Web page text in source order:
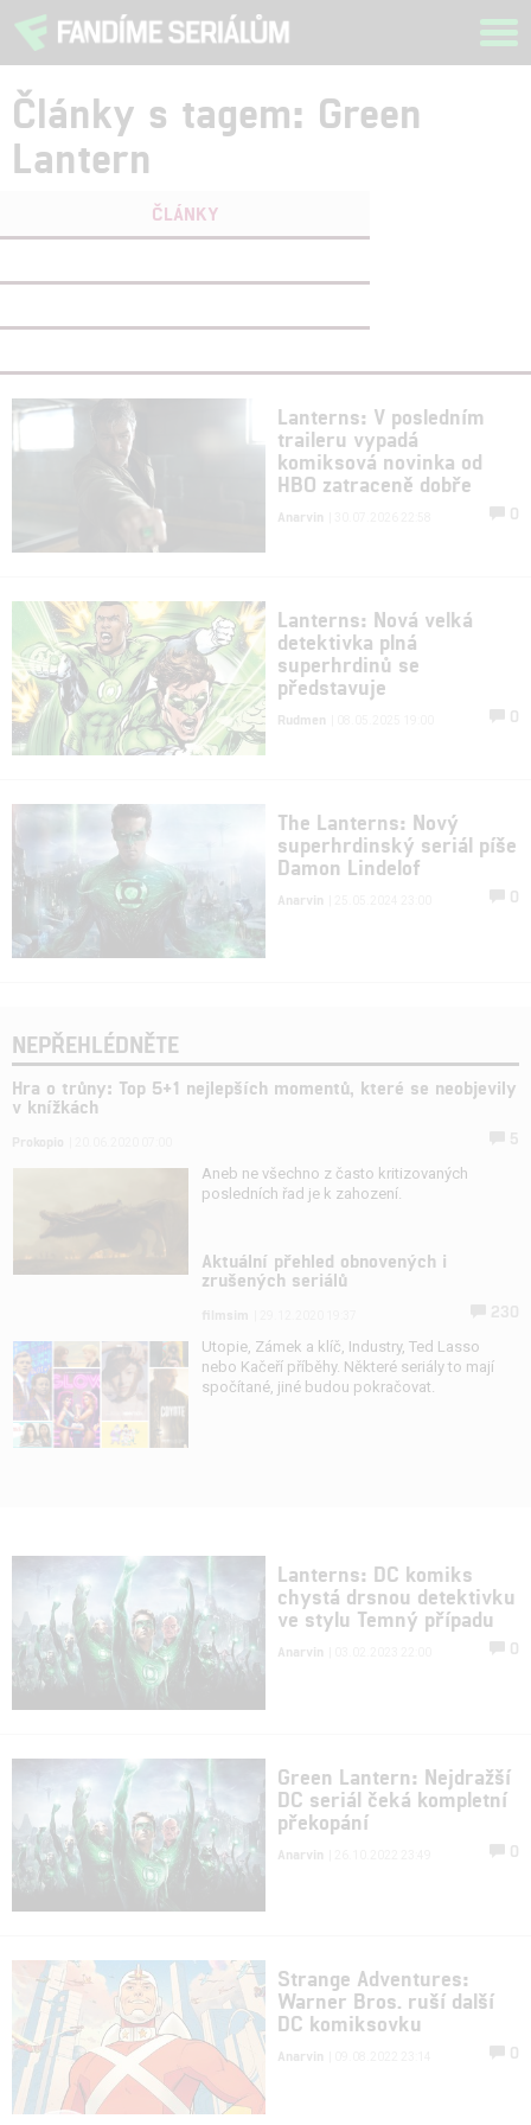
Články s tagem: Green
Lantern
ČLÁNKY
Lanterns: V posledním
traileru vypadá
komiksová novinka od
HBO zatraceně dobře
Anarvin 0
Lanterns: Nová velká
detektivka plná
superhrdinů se
představuje
Rudmen 0
The Lanterns: Nový
superhrdinský seriál píše
Damon Lindelof
Anarvin 0
NEPŘEHLÉDNĚTE
Hra o trůny: Top 5+1 nejlepších momentů, které se neobjevily
v knížkách
Aneb ne všechno z často kritizovaných
posledních řad je k zahození.
Aktuální přehled obnovených i
zrušených seriálů
Utopie, Zámek a klíč, Industry, Ted Lasso
nebo Kačeří příběhy. Některé seriály to mají
spočítané, jiné budou pokračovat.
Lanterns: DC komiks
chystá drsnou detektivku
ve stylu Temný případu
Anarvin 0
Green Lantern: Nejdražší
DC seriál čeká kompletní
překopání
Anarvin 0
Strange Adventures:
Warner Bros. ruší další
DC komiksovku
Anarvin 0